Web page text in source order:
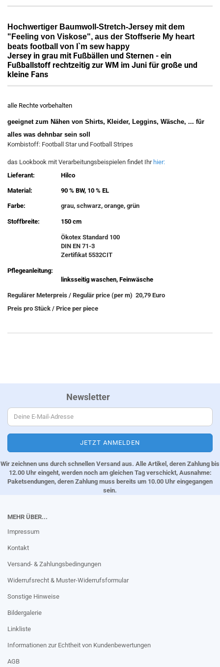
Hochwertiger Baumwoll-Stretch-Jersey mit dem
"Feeling von Viskose", aus der Stoffserie My heart
beats football von I`m sew happy
Jersey in grau mit Fußbällen und Sternen - ein
Fußballstoff rechtzeitig zur WM im Juni für große und
kleine Fans
alle Rechte vorbehalten
geeignet zum Nähen von Shirts, Kleider, Leggins, Wäsche, ... für
alles was dehnbar sein soll
Kombistoff: Football Star und Football Stripes
das Lookbook mit Verarbeitungsbeispielen findet Ihr hier:
Lieferant:
Hilco
Material: 90 % BW, 10 % EL
Farbe: grau, schwarz, orange, grün
Stoffbreite: 150 cm
Ökotex Standard 100
DIN EN 71-3
Zertifikat 5532CIT
Pflegeanleitung:
linksseitig waschen, Feinwäsche
Regulärer Meterpreis / Regulär price (per m) 20,79 Euro
Preis pro Stück / Price per piece
Newsletter
Wir zeichnen uns durch schnellen Versand aus. Alle Artikel, deren Zahlung bis
12.00 Uhr eingeht, werden noch am gleichen Tag verschickt, Ausnahme:
Paketsendungen, deren Zahlung muss bereits um 10.00 Uhr eingegangen
sein.
MEHR ÜBER...
Impressum
Kontakt
Versand- & Zahlungsbedingungen
Widerrufsrecht & Muster-Widerrufsformular
Sonstige Hinweise
Bildergalerie
Linkliste
Informationen zur Echtheit von Kundenbewertungen
AGB